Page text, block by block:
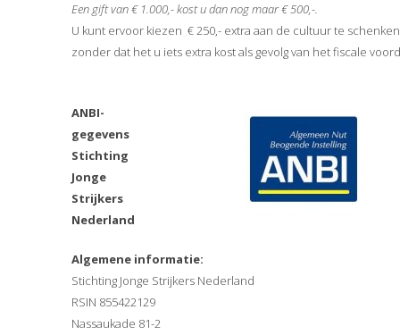
Een gift van € 1.000,- kost u dan nog maar € 500,-.
U kunt ervoor kiezen € 250,- extra aan de cultuur te
zonder dat het u iets extra kost als gevolg van het fiscale
ANBI-
gegevens
Stichting
Jonge
Strijkers
Nederland
Algemene informatie:
Stichting Jonge Strijkers Nederland
RSIN 855422129
Nassaukade 81-2